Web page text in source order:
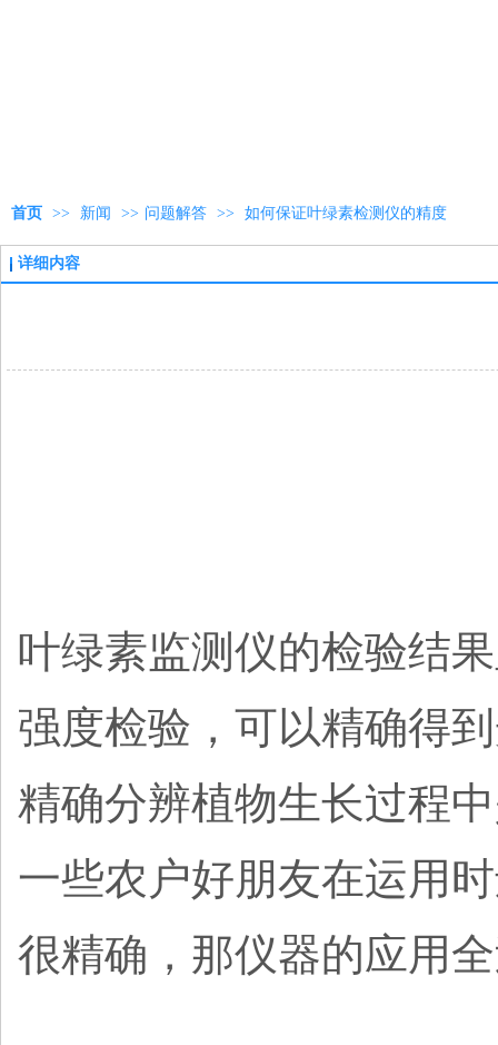
首页 >> 新闻 >> 问题解答 >> 如何保证叶绿素检测仪的精度
详细内容
叶绿素监测仪的检验结
强度检验，可以精确得
精确分辨植物生长过程
一些农户好朋友在运用
很精确，那仪器的应用